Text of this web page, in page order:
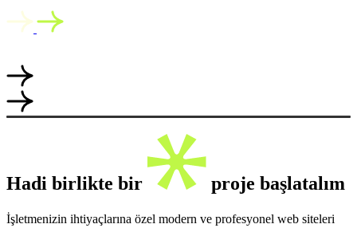
Hadi birlikte bir proje başlatalım
İşletmenizin ihtiyaçlarına özel modern ve profesyonel web siteleri